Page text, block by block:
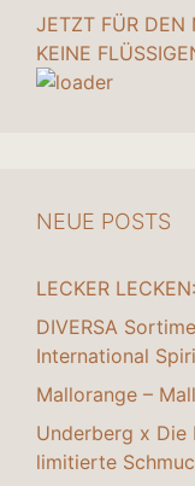
JETZT FÜR DEN
KEINE
NEUE POSTS
LECKER
DIVERSA
International
Mallorange –
Underberg x Die
limitierte